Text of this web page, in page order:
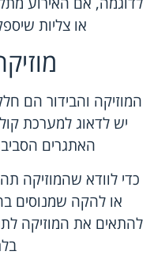
או צליות
המוזיקה והבידור הם
יש לדאוג למערכת
האתגרים
כדי לוודא שהמוזיקה
או להקה שמנוסים
להתאים את המוזיקה